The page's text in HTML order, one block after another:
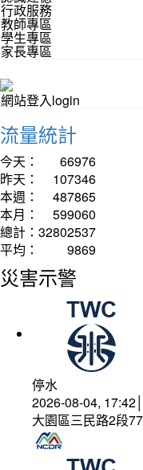
行政服務
教師專區
學生專區
家長專區
網站登入login
流量統計
今天：
66976
昨天：
107346
本週：
487865
本月：
599060
總計： 32802537
平均：
9869
災害示警
停水
2026-08-04,
大園區三民路2段